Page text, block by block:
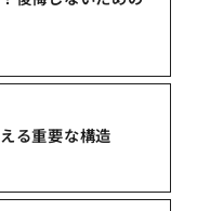
る重要な構造